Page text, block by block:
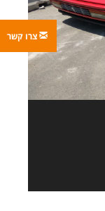
צרו קשר